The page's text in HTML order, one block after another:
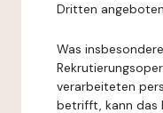
Dritten
Was
verarbeiteten
betrifft, kann das